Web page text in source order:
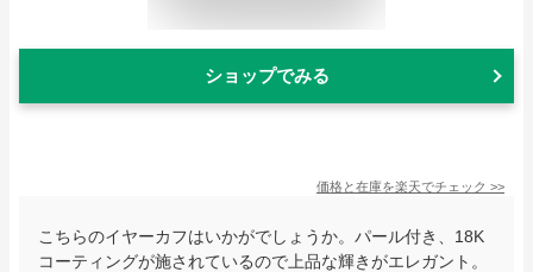
ショップでみる
価格と在庫を楽天でチェック >>
こちらのイヤーカフはいかがでしょうか。パール付き、18K
コーティングが施されているので上品な輝きがエレガント。